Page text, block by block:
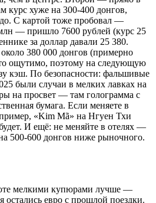
курс хуже на 300-400 донгов,
С картой тоже пробовал —
— пришло 7600 рублей (курс 25
за доллар давали 25 380.
380 000 донгов (примерно
ощутимо, поэтому на следующую
кэш. По безопасности: фальшивые
были случаи в мелких лавках на
на просвет — там голограмма с
бумага. Если меняете в
«Kim Mã» на Нгуен Тхи
И ещё: не меняйте в отелях —
500-600 донгов ниже рыночного.
мелкими купюрами лучше —
остались евро с прошлой поездки.